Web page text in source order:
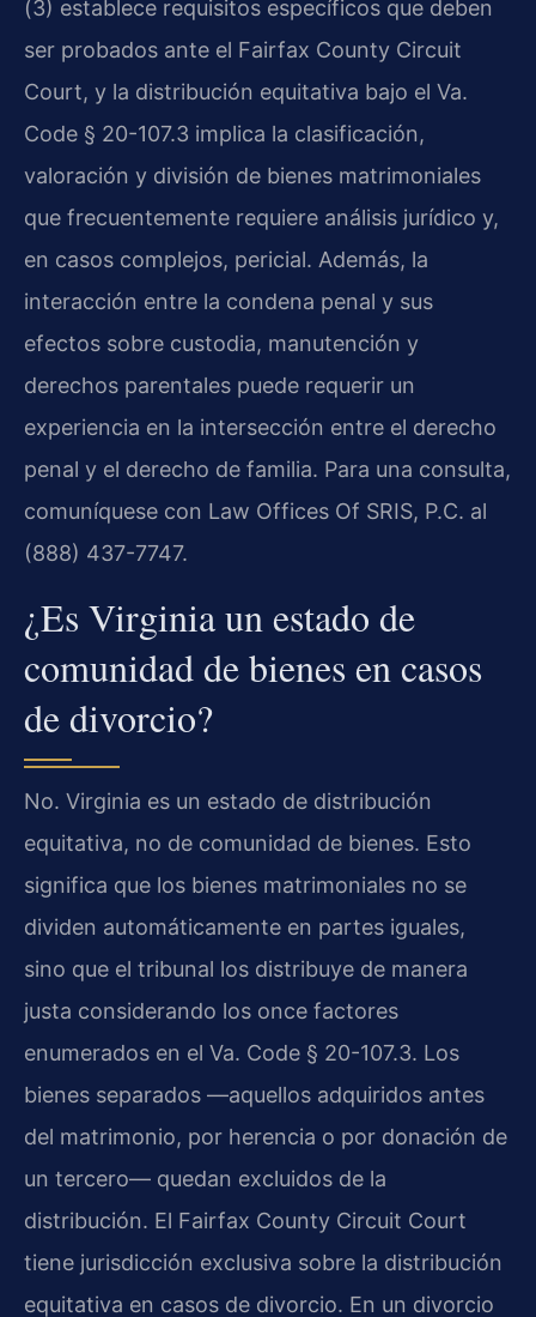
(3) establece requisitos específicos que deben
ser probados ante el Fairfax County Circuit
Court, y la distribución equitativa bajo el Va.
Code § 20-107.3 implica la clasificación,
valoración y división de bienes matrimoniales
que frecuentemente requiere análisis jurídico y,
en casos complejos, pericial. Además, la
interacción entre la condena penal y sus
efectos sobre custodia, manutención y
derechos parentales puede requerir un
experiencia en la intersección entre el derecho
penal y el derecho de familia. Para una consulta,
comuníquese con Law Offices Of SRIS, P.C. al
(888) 437-7747.
¿Es Virginia un estado de
comunidad de bienes en casos
de divorcio?
No. Virginia es un estado de distribución
equitativa, no de comunidad de bienes. Esto
significa que los bienes matrimoniales no se
dividen automáticamente en partes iguales,
sino que el tribunal los distribuye de manera
justa considerando los once factores
enumerados en el Va. Code § 20-107.3. Los
bienes separados —aquellos adquiridos antes
del matrimonio, por herencia o por donación de
un tercero— quedan excluidos de la
distribución. El Fairfax County Circuit Court
tiene jurisdicción exclusiva sobre la distribución
equitativa en casos de divorcio. En un divorcio